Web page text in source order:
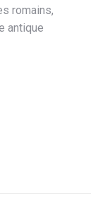
romains,
antique